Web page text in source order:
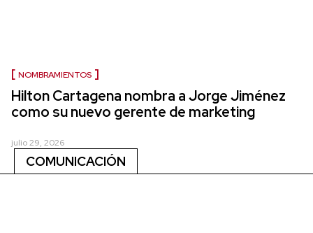
NOMBRAMIENTOS
Hilton Cartagena nombra a Jorge Jiménez
como su nuevo gerente de marketing
julio 29, 2026
COMUNICACIÓN